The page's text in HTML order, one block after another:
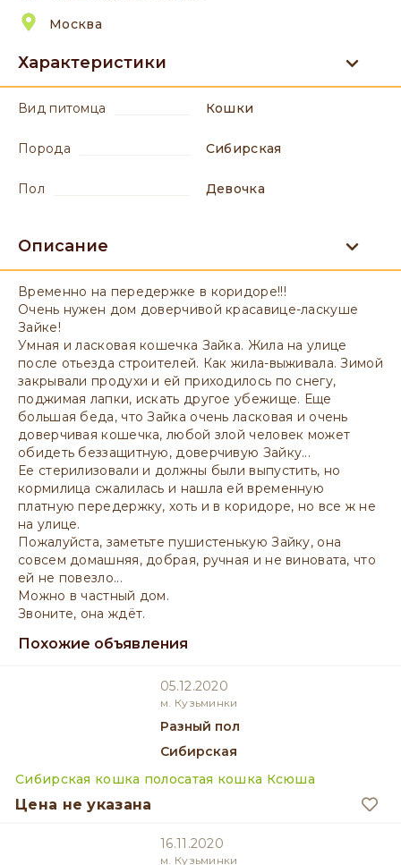
Москва
Характеристики
вид питомца Кошки
порода Сибирская
пол девочка
Описание
Временно на передержке в коридоре!!!
Очень нужен дом доверчивой красавице-ласкуше
Зайке!
Умная и ласковая кошечка Зайка. Жила на улице
после отьезда строителей. Как жила-выживала. Зимой
закрывали продухи и ей приходилось по снегу,
поджимая лапки, искать другое убежище. Еще
большая беда, что Зайка очень ласковая и очень
доверчивая кошечка, любой злой человек может
обидеть беззащитную, доверчивую Зайку...
Ее стерилизовали и должны были выпустить, но
кормилица сжалилась и нашла ей временную
платную передержку, хоть и в коридоре, но все ж не
на улице.
Пожалуйста, заметьте пушистенькую Зайку, она
совсем домашняя, добрая, ручная и не виновата, что
ей не повезло...
Можно в частный дом.
Звоните, она ждёт.
Похожие объявления
05.12.2020
м. Кузьминки
разный пол
Сибирская
Сибирская кошка полосатая кошка Ксюша
Цена не указана
16.11.2020
м. Кузьминки